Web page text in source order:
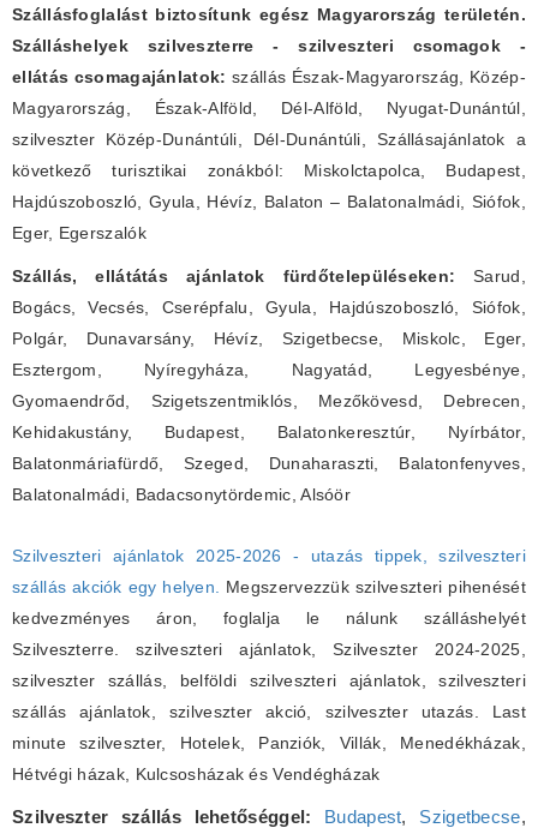
Szállásfoglalást biztosítunk egész Magyarország területén.
Szálláshelyek szilveszterre - szilveszteri csomagok -
ellátás csomagajánlatok: szállás Észak-Magyarország, Közép-
Magyarország, Észak-Alföld, Dél-Alföld, Nyugat-Dunántúl,
szilveszter Közép-Dunántúli, Dél-Dunántúli, Szállásajánlatok a
következő turisztikai zonákból: Miskolctapolca, Budapest,
Hajdúszoboszló, Gyula, Hévíz, Balaton – Balatonalmádi, Siófok,
Eger, Egerszalók
Szállás, ellátátás ajánlatok fürdőtelepüléseken:Sarud,
Bogács, Vecsés, Cserépfalu, Gyula, Hajdúszoboszló, Siófok,
Polgár, Dunavarsány, Hévíz, Szigetbecse, Miskolc, Eger,
Esztergom, Nyíregyháza, Nagyatád, Legyesbénye,
Gyomaendrőd, Szigetszentmiklós, Mezőkövesd, Debrecen,
Kehidakustány, Budapest, Balatonkeresztúr, Nyírbátor,
Balatonmáriafürdő, Szeged, Dunaharaszti, Balatonfenyves,
Balatonalmádi, Badacsonytördemic, Alsóör
Szilveszteri ajánlatok 2025-2026 - utazás tippek, szilveszteri
szállás akciók egy helyen.
Megszervezzük szilveszteri pihenését
kedvezményes áron, foglalja le nálunk szálláshelyét
Szilveszterre. szilveszteri ajánlatok, Szilveszter 2024-2025,
szilveszter szállás, belföldi szilveszteri ajánlatok, szilveszteri
szállás ajánlatok, szilveszter akció, szilveszter utazás. Last
minute szilveszter, Hotelek, Panziók, Villák, Menedékházak,
Hétvégi házak, Kulcsosházak és Vendégházak
Szilveszter szállás lehetőséggel: Budapest, Szigetbecse,